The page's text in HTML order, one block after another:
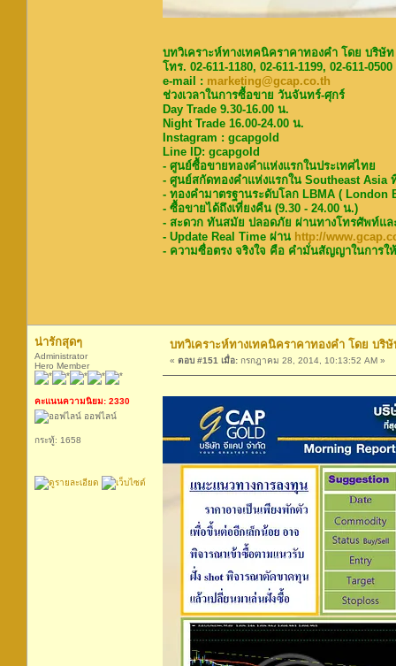
บทวิเคราะห์ทางเทคนิคราคาทองคำ โดย บริษั
โทร. 02-611-1180, 02-611-1199, 02-611-
e-mail : marketing@gcap.co.th
ช่วงเวลาในการซื้อขาย วันจันทร์-ศุกร์
Day Trade 9.30-16.00 น.
Night Trade 16.00-24.00 น.
Instagram : gcapgold
Line ID: gcapgold
- ศูนย์ซื้อขายทองคำแห่งแรกในประเทศไทย
- ศูนย์สกัดทองคำแห่งแรกใน Southeast Asia
- ทองคำมาตรฐานระดับโลก LBMA ( London
- ซื้อขายได้ถึงเที่ยงคืน (9.30 - 24.00 น.)
- สะดวก ทันสมัย ปลอดภัย ผ่านทางโทรศัพท์แล
- Update Real Time ผ่าน http://
- ความซื่อตรง จริงใจ คือ คำมั่นสัญญาในการใ
น่ารักสุดๆ
Administrator
Hero Member
คะแนนความนิยม: 2330
ออฟไลน์
กระทู้: 1658
บทวิเคราะห์ทางเทคนิคราคาทองคำ โดย บริษั
« ตอบ #151 เมื่อ: กรกฎาคม 28, 2014, 10:13:52 AM »